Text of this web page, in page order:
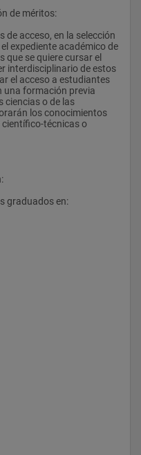
lenguas
la historia, así como las
asimilar y gestionar
de carácter
oralmente y por escrito
ante audiencias
el conocimiento
con la
en el sentido más
y caracterizar los
y las relaciones
estudio de las relaciones
la historia y hasta el
una visión de conjunto de
ciencia, la tecnología y la
teórica, práctica,
de méritos:
de acceso, en la selección
expediente académico de
que se quiere cursar el
interdisciplinario de estos
el acceso a estudiantes
una formación previa
ciencias o de las
los conocimientos
técnicas o
graduados en: